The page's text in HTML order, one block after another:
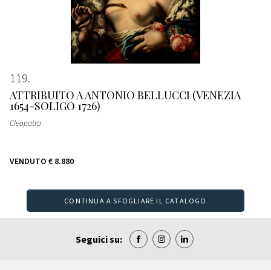
119
ATTRIBUITO A ANTONIO BELLUCCI (VENEZIA
1654-SOLIGO 1726)
Cleopatra
VENDUTO € 8.880
CONTINUA A SFOGLIARE IL CATALOGO
Seguici su: